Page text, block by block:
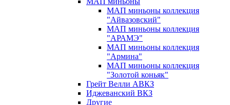
МАП миньоны коллекция
"Айвазовский"
МАП миньоны коллекция
"АРАМЭ"
МАП миньоны коллекция
"Армина"
МАП миньоны коллекция
"Золотой коньяк"
Грейт Велли АВКЗ
Иджеванский ВКЗ
Другие